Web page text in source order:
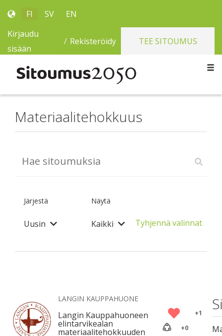
FI SV
EN
Kirjaudu
sisään
/ Rekisteröidy TEE SITOUMUS
Materiaalitehokkuus
Järjestä
Uusin
Näytä
Kaikki Tyhjennä valinnat
LANGIN KAUPPAHUONE
Langin Kauppahuoneen
elintarvikealan
materiaalitehokkuuden
+1
+0